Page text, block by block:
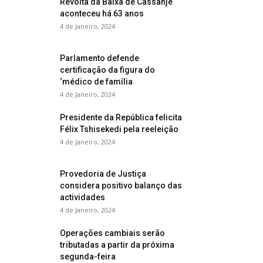
aconteceu há 63 anos
4 de Janeiro, 2024
Parlamento defende
certificação da figura do
‘médico de família
4 de Janeiro, 2024
Presidente da República felicita
Félix Tshisekedi pela reeleição
4 de Janeiro, 2024
Provedoria de Justiça
considera positivo balanço das
actividades
4 de Janeiro, 2024
Operações cambiais serão
tributadas a partir da próxima
segunda-feira